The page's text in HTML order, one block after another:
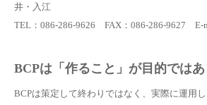
井・入江
TEL：086-286-9626 FAX：086-286-9627 E-
BCPは「作ること」が目的では
BCPは策定して終わりではなく、実際に運用